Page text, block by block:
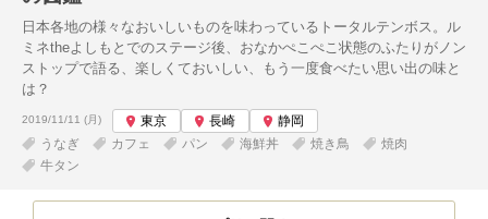
日本各地の様々なおいしいものを味わっているトータルテンボス。ル
ミネtheよしもとでのステージ後、おなかぺこぺこ状態のふたりがノン
ストップで語る、楽しくておいしい、もう一度食べたい思い出の味と
は？
投稿日:
2019/11/11 (月) 東京 長崎
静岡
うなぎ
カフェ パン 海鮮丼 焼き鳥
焼肉
牛タン